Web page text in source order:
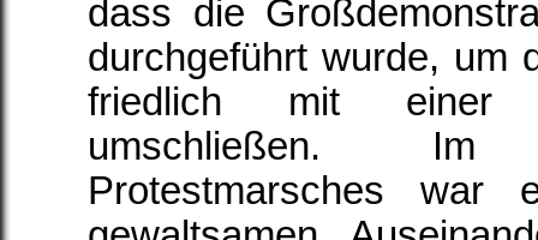
dass die
durchgeführt wurde, um
friedlich mit einer
umschließen.
Protestmarsches war